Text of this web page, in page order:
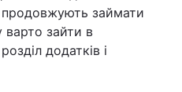
займати
варто зайти в
додатків і